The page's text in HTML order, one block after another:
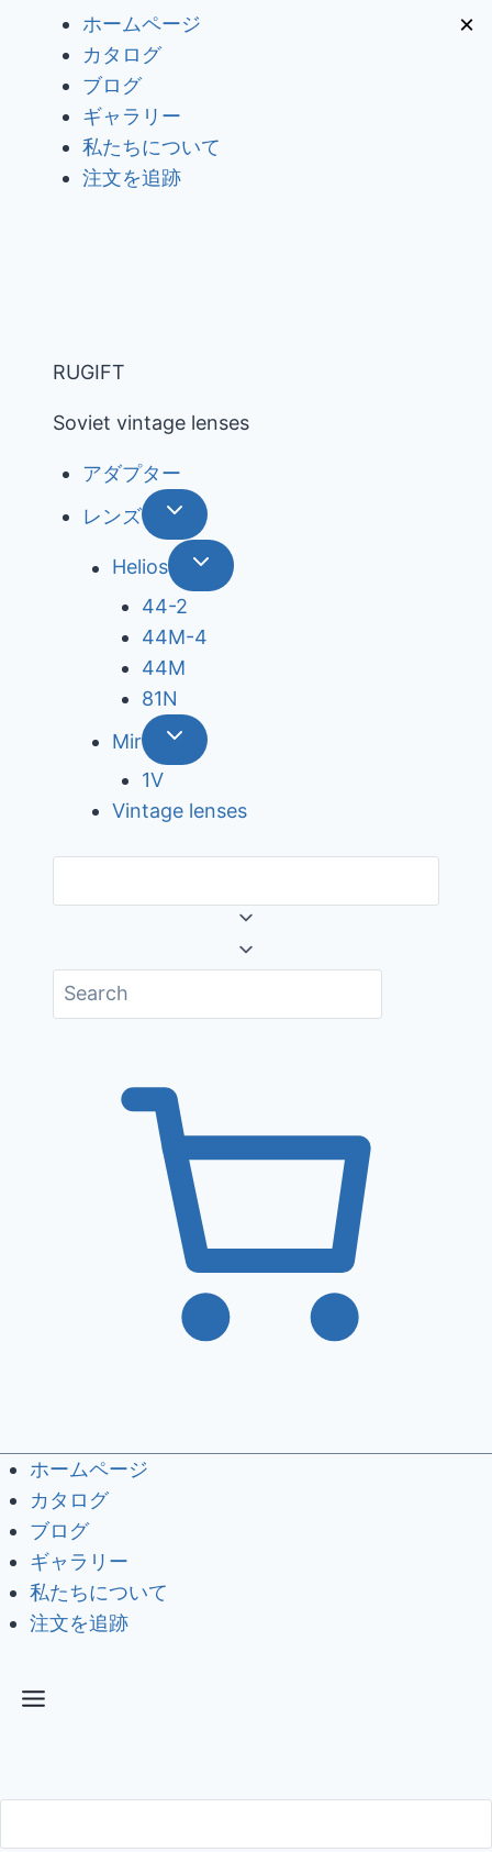
ホームページ
カタログ
ブログ
ギャラリー
私たちについて
注文を追跡
RUGIFT
Soviet vintage lenses
アダプター
レンズ
Helios
44-2
44М-4
44М
81N
Mir
1V
Vintage lenses
ホームページ
カタログ
ブログ
ギャラリー
私たちについて
注文を追跡
×